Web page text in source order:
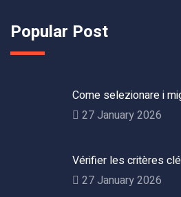
Popular Post
Come selezionare i
27 January 2026
Vérifier les critères
27 January 2026